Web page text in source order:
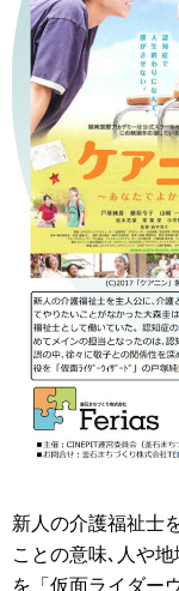
新人の介護福祉士
ことの意味､人や
を「仮⾯ライダー